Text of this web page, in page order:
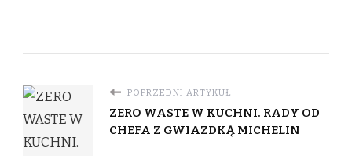
POPRZEDNI ARTYKUŁ
ZERO WASTE W KUCHNI. RADY OD
CHEFA Z GWIAZDKĄ MICHELIN